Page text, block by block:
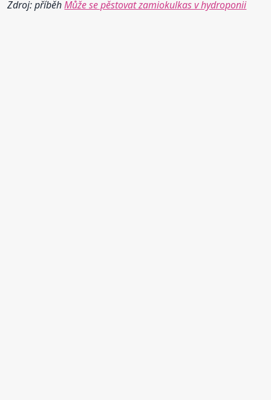
Zdroj: příběhMůže se pěstovat zamiokulkas v hydroponii